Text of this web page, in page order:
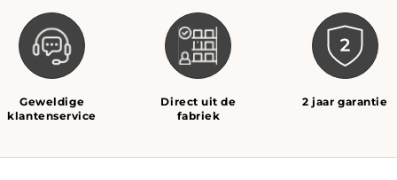
Geweldige
klantenservice
Direct uit de
fabriek
2 jaar garantie